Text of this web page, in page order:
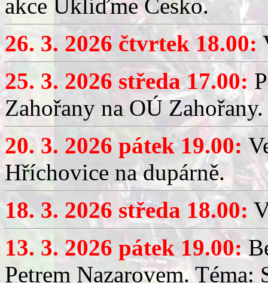
akce Ukliďme Česko.
26. 3. 2026 čtvrtek 18.00:
25. 3. 2026 středa 17.00:
Zahořany na OÚ Zahořany.
20. 3. 2026 pátek 19.00:
Hříchovice na dupárně.
18. 3. 2026 středa 18.00:
13. 3. 2026 pátek 19.00:
Petrem Nazarovem. Téma: